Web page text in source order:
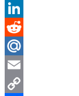
VK
LinkedIn
Reddit
Mail.Ru
Email